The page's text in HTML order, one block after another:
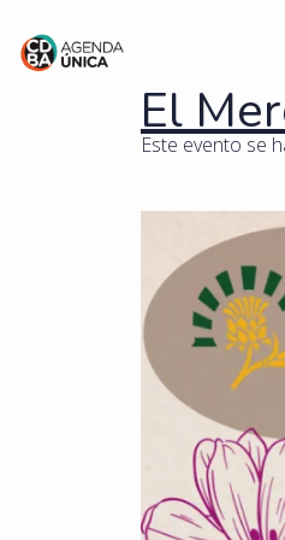
El
Este evento se